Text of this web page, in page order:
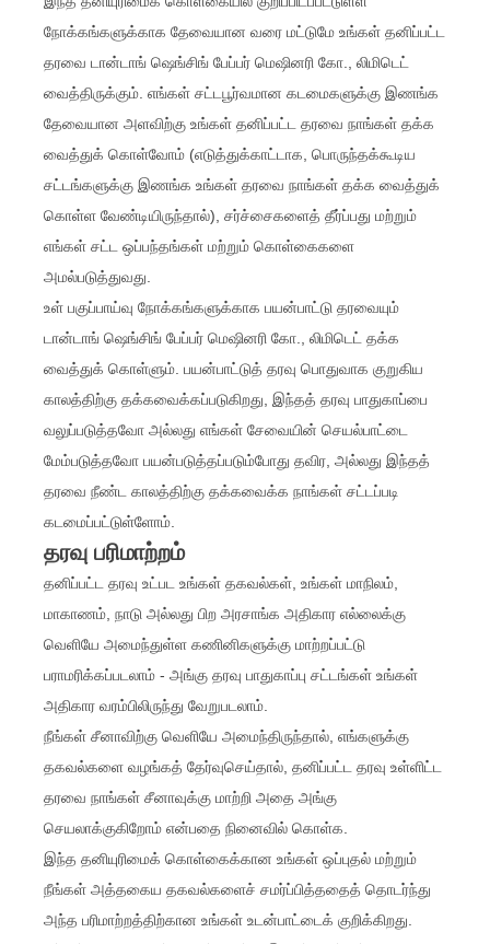
நோக்கங்களுக்காக தேவையான வரை மட்டுமே உங்கள் தனிப்பட்ட
தரவை டான்டாங் ஷெங்சிங் பேப்பர் மெஷினரி கோ., லிமிடெட்
வைத்திருக்கும். எங்கள் சட்டபூர்வமான கடமைகளுக்கு இணங்க
தேவையான அளவிற்கு உங்கள் தனிப்பட்ட தரவை நாங்கள் தக்க
வைத்துக் கொள்வோம் (எடுத்துக்காட்டாக, பொருந்தக்கூடிய
சட்டங்களுக்கு இணங்க உங்கள் தரவை நாங்கள் தக்க வைத்துக்
கொள்ள வேண்டியிருந்தால்), சர்ச்சைகளைத் தீர்ப்பது மற்றும்
எங்கள் சட்ட ஒப்பந்தங்கள் மற்றும் கொள்கைகளை
அமல்படுத்துவது.
உள் பகுப்பாய்வு நோக்கங்களுக்காக பயன்பாட்டு தரவையும்
டான்டாங் ஷெங்சிங் பேப்பர் மெஷினரி கோ., லிமிடெட் தக்க
வைத்துக் கொள்ளும். பயன்பாட்டுத் தரவு பொதுவாக குறுகிய
காலத்திற்கு தக்கவைக்கப்படுகிறது, இந்தத் தரவு பாதுகாப்பை
வலுப்படுத்தவோ அல்லது எங்கள் சேவையின் செயல்பாட்டை
மேம்படுத்தவோ பயன்படுத்தப்படும்போது தவிர, அல்லது இந்தத்
தரவை நீண்ட காலத்திற்கு தக்கவைக்க நாங்கள் சட்டப்படி
கடமைப்பட்டுள்ளோம்.
தரவு பரிமாற்றம்
தனிப்பட்ட தரவு உட்பட உங்கள் தகவல்கள், உங்கள் மாநிலம்,
மாகாணம், நாடு அல்லது பிற அரசாங்க அதிகார எல்லைக்கு
வெளியே அமைந்துள்ள கணினிகளுக்கு மாற்றப்பட்டு
பராமரிக்கப்படலாம் - அங்கு தரவு பாதுகாப்பு சட்டங்கள் உங்கள்
அதிகார வரம்பிலிருந்து வேறுபடலாம்.
நீங்கள் சீனாவிற்கு வெளியே அமைந்திருந்தால், எங்களுக்கு
தகவல்களை வழங்கத் தேர்வுசெய்தால், தனிப்பட்ட தரவு உள்ளிட்ட
தரவை நாங்கள் சீனாவுக்கு மாற்றி அதை அங்கு
செயலாக்குகிறோம் என்பதை நினைவில் கொள்க.
இந்த தனியுரிமைக் கொள்கைக்கான உங்கள் ஒப்புதல் மற்றும்
நீங்கள் அத்தகைய தகவல்களைச் சமர்ப்பித்ததைத் தொடர்ந்து
அந்த பரிமாற்றத்திற்கான உங்கள் உடன்பாட்டைக் குறிக்கிறது.